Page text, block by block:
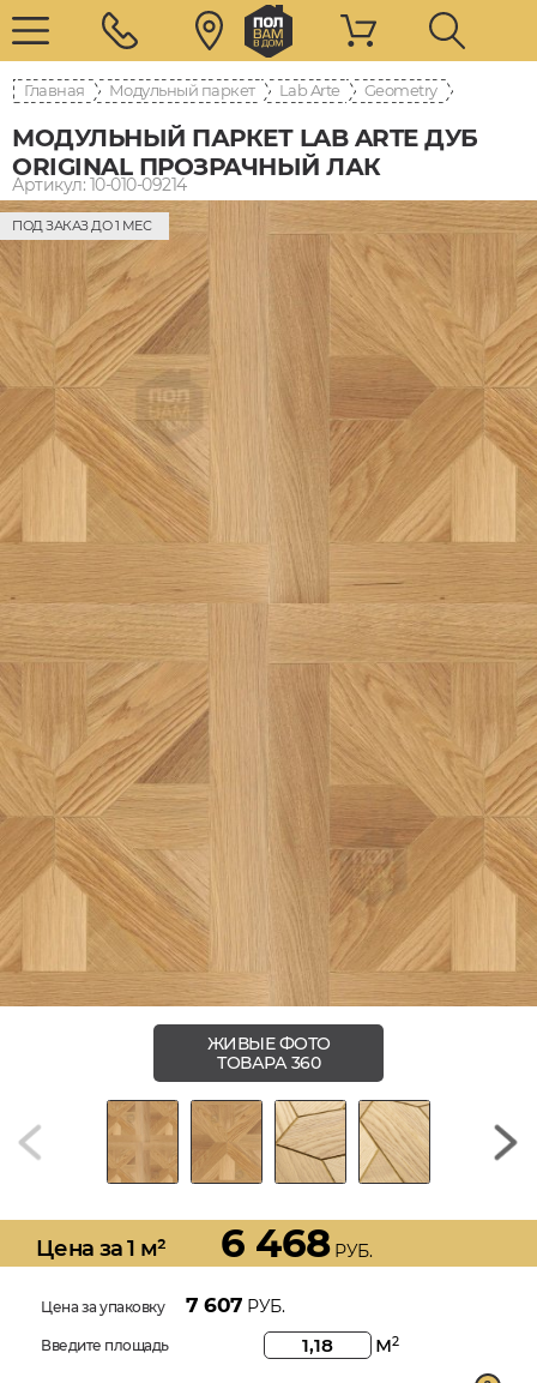
Главная Модульный паркет Lab Arte Geometry
МОДУЛЬНЫЙ ПАРКЕТ LAB ARTE ДУБ
ORIGINAL ПРОЗРАЧНЫЙ ЛАК
Артикул: 10-010-09214
ПОД ЗАКАЗ ДО 1 МЕС
ЖИВЫЕ ФОТО
ТОВАРА 360
Цена за 1 м² 6 468РУБ.
Цена за упаковку 7 607 РУБ.
Введите площадь м2